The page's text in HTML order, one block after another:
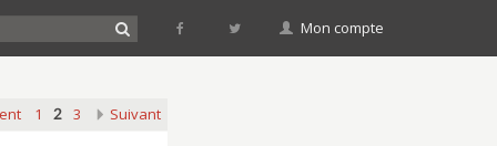
Mon compte
1 2 3 Suivant